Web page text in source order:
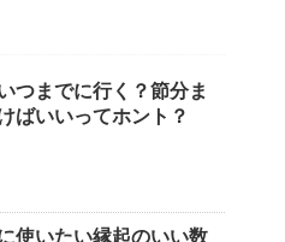
つまでに行く？節分ま
ばいいってホント？
使いたい縁起のいい数